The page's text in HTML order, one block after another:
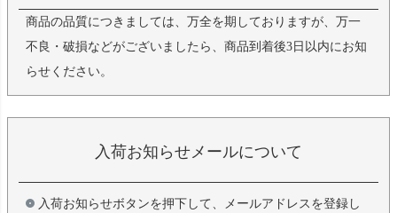
商品の品質につきましては、万全を期しておりますが、万一
不良・破損などがございましたら、商品到着後3日以内にお知
らせください。
入荷お知らせメールについて
入荷お知らせボタンを押下して、メールアドレスを登録し